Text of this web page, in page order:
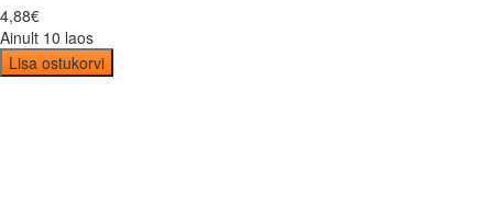
4,88€
Ainult 10 laos
Lisa ostukorvi